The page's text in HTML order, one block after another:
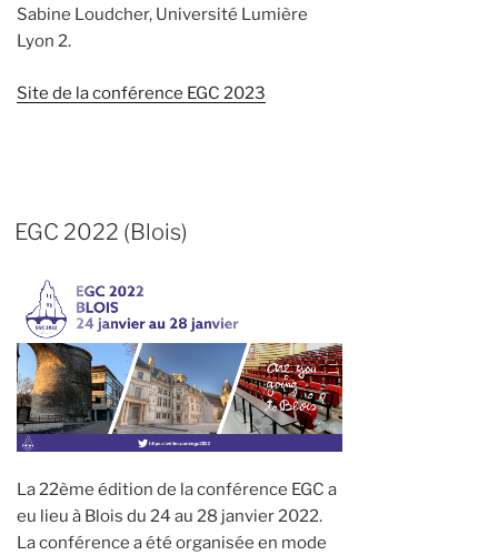
Sabine Loudcher, Université Lumière
Lyon 2.
Site de la conférence EGC 2023
EGC 2022 (Blois)
La 22ème édition de la conférence EGC a
eu lieu à Blois du 24 au 28 janvier 2022.
La conférence a été organisée en mode